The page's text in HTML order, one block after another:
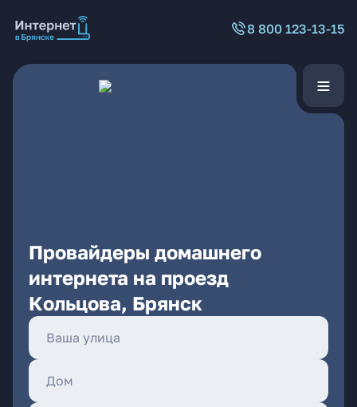
8 800 123-13-15
Провайдеры домашнего
интернета на проезд
Кольцова, Брянск